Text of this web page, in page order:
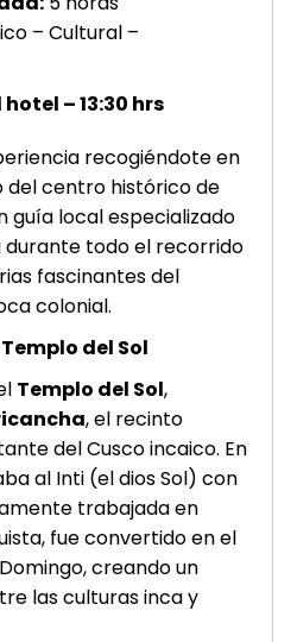
– Cultural –
– 13:30 hrs
recogiéndote en
del centro histórico de
guía local especializado
todo el recorrido
fascinantes del
colonial.
del Sol
Templo del Sol,
, el recinto
del Cusco incaico. En
al Inti (el dios Sol) con
trabajada en
fue convertido en el
creando un
las culturas inca y